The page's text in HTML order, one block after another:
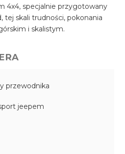
4x4, specjalnie przygotowany
tej skali trudności, pokonania
i skalistym.
przewodnika
jeepem